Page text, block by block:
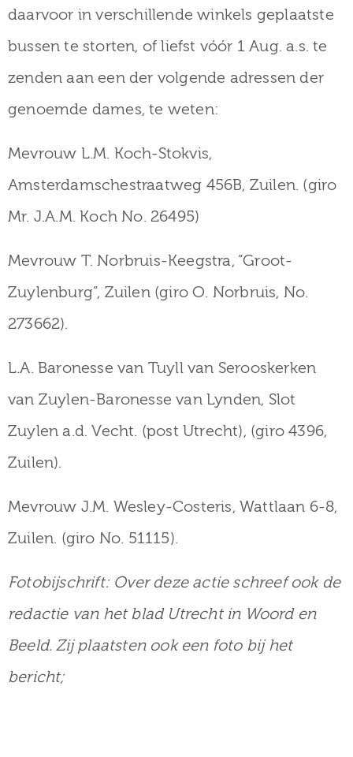
daarvoor in verschillende winkels geplaatste
bussen te storten, of liefst vóór 1 Aug. a.s. te
zenden aan een der volgende adressen der
genoemde dames, te weten:
Mevrouw L.M. Koch-Stokvis,
Amsterdamschestraatweg 456B, Zuilen. (giro
Mr. J.A.M. Koch No. 26495)
Mevrouw T. Norbruis-Keegstra, “Groot-
Zuylenburg”, Zuilen (giro O. Norbruis, No.
273662).
L.A. Baronesse van Tuyll van Serooskerken
van Zuylen-Baronesse van Lynden, Slot
Zuylen a.d. Vecht. (post Utrecht), (giro 4396,
Zuilen).
Mevrouw J.M. Wesley-Costeris, Wattlaan 6-8,
Zuilen. (giro No. 51115).
Fotobijschrift: Over deze actie schreef ook de
redactie van het blad Utrecht in Woord en
Beeld. Zij plaatsten ook een foto bij het
bericht;